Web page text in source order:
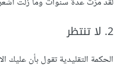
2. لا تنتظر
الحكمة التقليدية تقول بأن عليك